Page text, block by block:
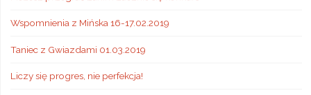
Wspomnienia z Mińska 16-17.02.2019
Taniec z Gwiazdami 01.03.2019
Liczy się progres, nie perfekcja!